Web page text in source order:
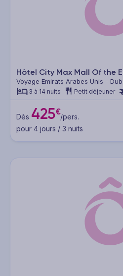
Hôtel City Max Mall Of the
Voyage Emirats Arabes Unis -
3 à 14 nuits Petit déjeuner
Dès 425€/pers.
pour 4 jours / 3 nuits